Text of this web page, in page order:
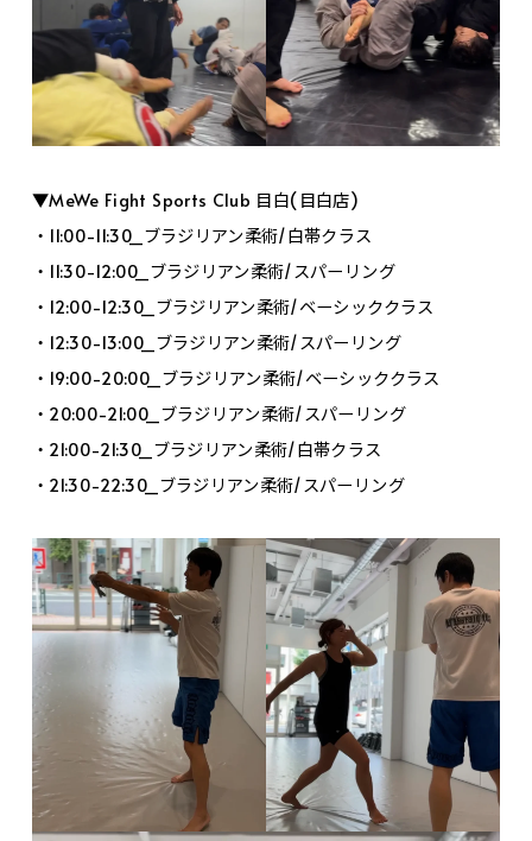
▼MeWe Fight Sports Club 目白(目白店)
・11:00-11:30_ブラジリアン柔術/白帯クラス
・11:30-12:00_ブラジリアン柔術/スパーリング
・12:00-12:30_ブラジリアン柔術/ベーシッククラス
・12:30-13:00_ブラジリアン柔術/スパーリング
・19:00-20:00_ブラジリアン柔術/ベーシッククラス
・20:00-21:00_ブラジリアン柔術/スパーリング
・21:00-21:30_ブラジリアン柔術/白帯クラス
・21:30-22:30_ブラジリアン柔術/スパーリング